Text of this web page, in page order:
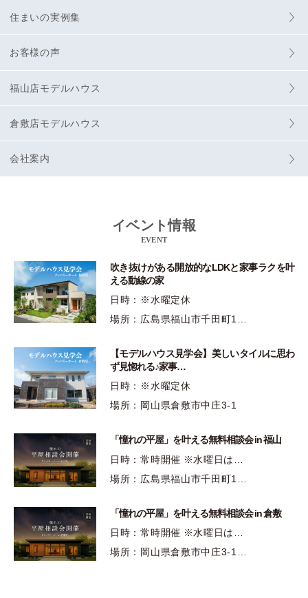
住まいの実例集
お客様の声
福山店モデルハウス
倉敷店モデルハウス
会社案内
イベント情報
EVENT
吹き抜けがある開放的なLDKと家事ラクを叶
える動線の家
日時：※水曜定休
場所：広島県福山市千田町1…
【モデルハウス見学会】美しいタイルに思わ
ず見惚れる♪家事…
日時：※水曜定休
場所：岡山県倉敷市中庄3-1
「憧れの平屋」を叶える無料相談会 in 福山
日時：常時開催 ※水曜日は…
場所：広島県福山市千田町1…
「憧れの平屋」を叶える無料相談会 in 倉敷
日時：常時開催 ※水曜日は…
場所：岡山県倉敷市中庄3-1…